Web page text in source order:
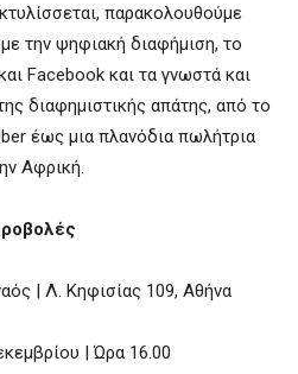
παρακολουθούμε
την ψηφιακή διαφήμιση, το
Facebook και τα γνωστά και
διαφημιστικής απάτης, από το
έως μια πλανόδια πωλήτρια
Αφρική.
| Λ. Κηφισίας 109, Αθήνα
| Ώρα 16.00